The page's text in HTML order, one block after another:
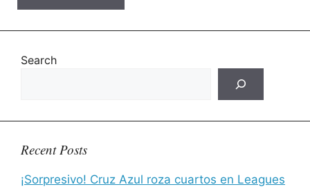
Search
Recent Posts
¡Sorpresivo! Cruz Azul roza cuartos en Leagues